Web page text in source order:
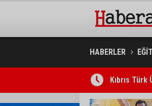
HABERLER
Kıbrıs